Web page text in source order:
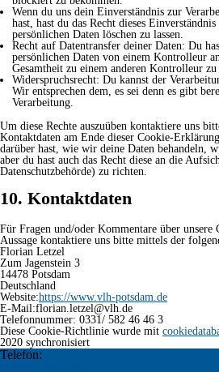
Wenn du uns dein Einverständnis zur
hast, hast du das Recht dieses
persönlichen Daten löschen zu lassen.
Recht auf Datentransfer deiner Daten: Du
persönlichen Daten von einem Kontrolleur
Gesamtheit zu einem anderen Kontrolleur zu
Widerspruchsrecht: Du kannst der
Wir entsprechen dem, es sei denn es gibt
Verarbeitung.
Um diese Rechte auszuüben kontaktiere uns
Kontaktdaten am Ende dieser Cookie-
darüber hast, wie wir deine Daten behandeln,
aber du hast auch das Recht diese an die
Datenschutzbehörde) zu richten.
10. Kontaktdaten
Für Fragen und/oder Kommentare über
Aussage kontaktiere uns bitte mittels der
Florian Letzel
Zum Jagenstein 3
14478 Potsdam
Deutschland
Website:https://www.vlh-potsdam.de
E-Mail:ed.hlv@leztel.nairolf
Telefonnummer: 0331/ 582 46 46 3
Diese Cookie-Richtlinie wurde mit
2020 synchronisiert
Telefon: